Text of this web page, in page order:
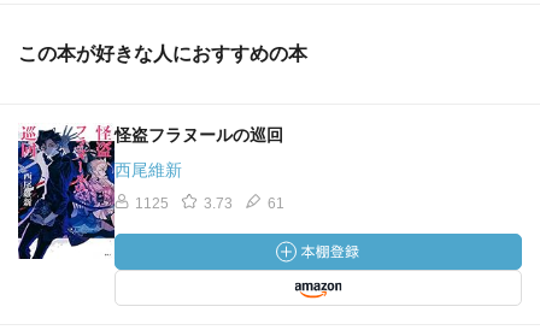
この本が好きな人におすすめの本
怪盗フラヌールの巡回
西尾維新
1125 3.73 61